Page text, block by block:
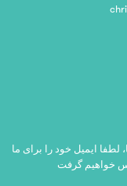
ایمیل خود را برای ما